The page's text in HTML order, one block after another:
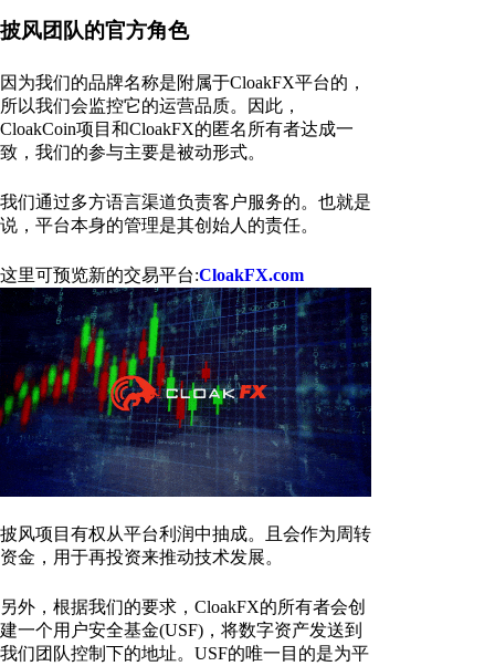
披风团队的官方角色
因为我们的品牌名称是附属于CloakFX平台的，
所以我们会监控它的运营品质。因此，
CloakCoin项目和CloakFX的匿名所有者达成一
致，我们的参与主要是被动形式。
我们通过多方语言渠道负责客户服务的。也就是
说，平台本身的管理是其创始人的责任。
这里可预览新的交易平台:CloakFX.com
披风项目有权从平台利润中抽成。且会作为周转
资金，用于再投资来推动技术发展。
另外，根据我们的要求，CloakFX的所有者会创
建一个用户安全基金(USF)，将数字资产发送到
我们团队控制下的地址。USF的唯一目的是为平